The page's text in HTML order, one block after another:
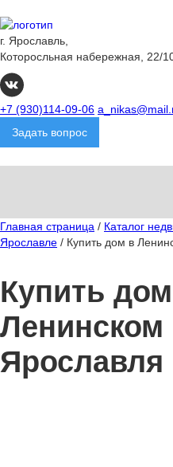
г. Ярославль,
Которосльная набережная, 22/
+7 (930)114-09-06
Задать вопрос
Главная страница / Каталог
Ярославле / Купить дом в
Купить
Ленинском
Ярославля